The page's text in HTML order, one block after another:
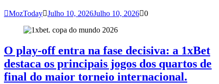
MozToday Julho 10, 2026Julho 10, 2026 0
O play-off entra na fase decisiva: a 1xBet
destaca os principais jogos dos quartos de
final do maior torneio internacional.